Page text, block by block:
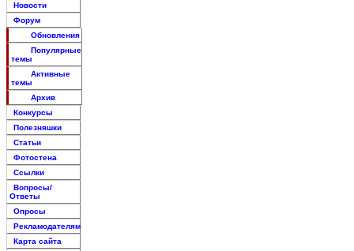
Новости
Форум
Обновления
Популярные
темы
Активные
темы
Архив
Конкурсы
Полезняшки
Статьи
Фотостена
Ссылки
Вопросы/
Ответы
Опросы
Рекламодателям
Карта сайта